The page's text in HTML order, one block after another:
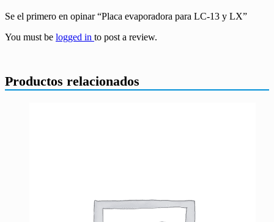
Se el primero en opinar “Placa evaporadora para LC-13 y LX”
You must be logged in to post a review.
Productos relacionados